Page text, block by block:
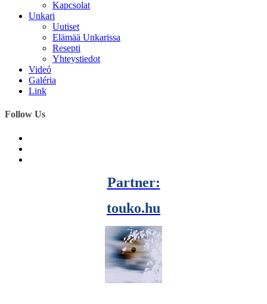
Kapcsolat
Unkari
Uutiset
Elämää Unkarissa
Resepti
Yhteystiedot
Videó
Galéria
Link
Follow Us
Partner:
touko.hu